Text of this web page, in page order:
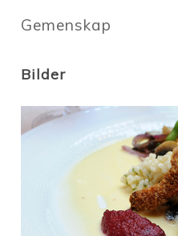
Gemenskap
Bilder